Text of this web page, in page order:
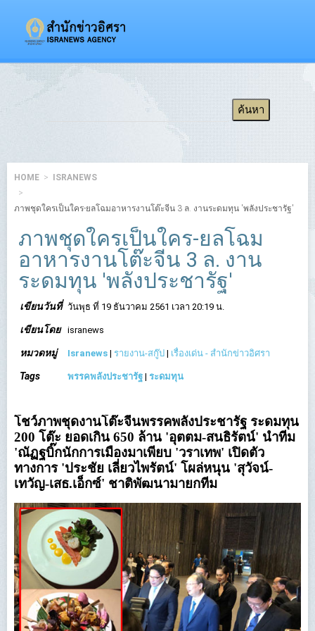
HOME ISRANEWS
ภาพชุดใครเป็นใคร-ยลโฉมอาหารงานโต๊ะจีน 3 ล. งานระดมทุน 'พลังประชารัฐ'
ภาพชุดใครเป็นใคร-ยลโฉม
อาหารงานโต๊ะจีน 3 ล. งาน
ระดมทุน 'พลังประชารัฐ'
เขียนวันที่ วันพุธ ที่ 19 ธันวาคม 2561 เวลา 20:19 น.
เขียนโดย isranews
หมวดหมู่ Isranews | รายงาน-สกู๊ป | เรื่องเด่น - สำนักข่าวอิศรา
Tags พรรคพลังประชารัฐ | ระดมทุน
โชว์ภาพชุดงานโต๊ะจีนพรรคพลังประชารัฐ ระดมทุน
200 โต๊ะ ยอดเกิน 650 ล้าน 'อุตตม-สนธิรัตน์' นำทีม
'ณัฏฐบิ๊กนักการเมืองมาเพียบ 'วราเทพ' เปิดตัว
ทางการ 'ประชัย เลี่ยวไพรัตน์' โผล่หนุน 'สุวัจน์-
เทวัญ-เสธ.เอ็กซ์' ชาติพัฒนามายกทีม